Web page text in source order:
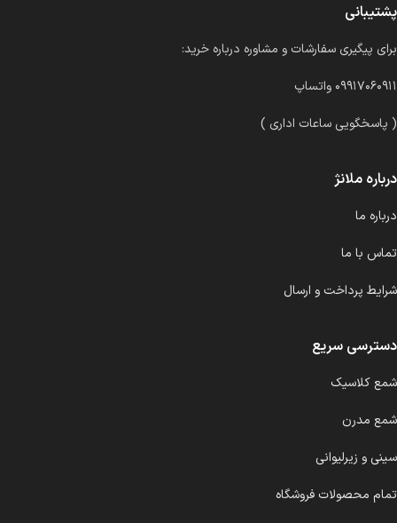
پشتیبانی
برای پیگیری سفارشات و مشاوره درباره خرید:
۰۹۹۱۷۰۶۰۹۱۱ واتساپ
( پاسخگویی ساعات اداری )
درباره ملانژ
درباره ما
تماس با ما
شرایط پرداخت و ارسال
دسترسی سریع
شمع کلاسیک
شمع مدرن
سینی و زیرلیوانی
تمام محصولات فروشگاه